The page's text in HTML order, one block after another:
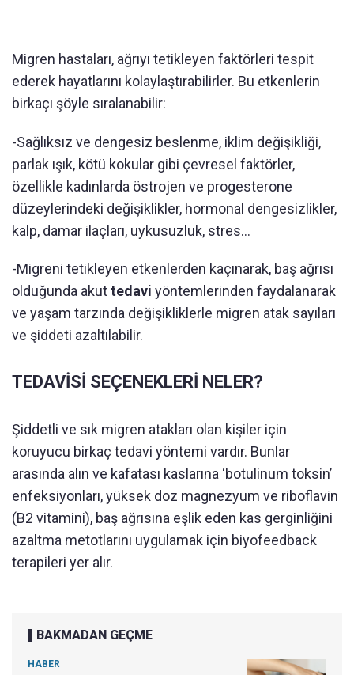
Migren hastaları, ağrıyı tetikleyen faktörleri tespit
ederek hayatlarını kolaylaştırabilirler. Bu etkenlerin
birkaçı şöyle sıralanabilir:
-Sağlıksız ve dengesiz beslenme, iklim değişikliği,
parlak ışık, kötü kokular gibi çevresel faktörler,
özellikle kadınlarda östrojen ve progesterone
düzeylerindeki değişiklikler, hormonal dengesizlikler,
kalp, damar ilaçları, uykusuzluk, stres...
-Migreni tetikleyen etkenlerden kaçınarak, baş ağrısı
olduğunda akuttedavi yöntemlerinden faydalanarak
ve yaşam tarzında değişikliklerle migren atak sayıları
ve şiddeti azaltılabilir.
TEDAVİSİ SEÇENEKLERİ NELER?
Şiddetli ve sık migren atakları olan kişiler için
koruyucu birkaç tedavi yöntemi vardır. Bunlar
arasında alın ve kafatası kaslarına ‘botulinum toksin’
enfeksiyonları, yüksek doz magnezyum ve riboflavin
(B2 vitamini), baş ağrısına eşlik eden kas gerginliğini
azaltma metotlarını uygulamak için biyofeedback
terapileri yer alır.
BAKMADAN GEÇME
HABER